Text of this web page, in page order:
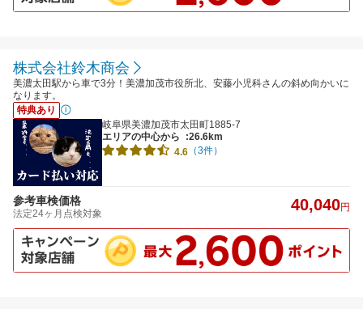
株式会社鈴木商会
美濃太田駅から車で3分！美濃加茂市役所北、安藤小児科さんの斜め向かいに
なります。
特典あり
岐阜県美濃加茂市太田町1885-7
エリアの中心から
:26.6km
4.6 （3件）
参考車検価格
法定24ヶ月点検対象 40,040円